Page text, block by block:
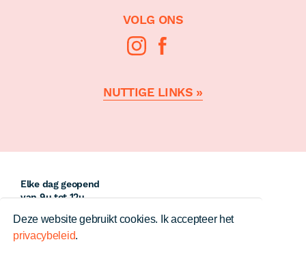
Deze website gebruikt cookies. Ik accepteer het
privacybeleid.
VOLG ONS
NUTTIGE LINKS »
Openingsuren
Elke dag geopend
van 9u tot 12u
Behalve op woensdag
en zondag.